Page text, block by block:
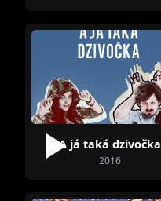
A já taká dzivočka
2016